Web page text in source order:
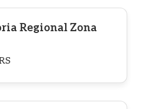
Regional Zona